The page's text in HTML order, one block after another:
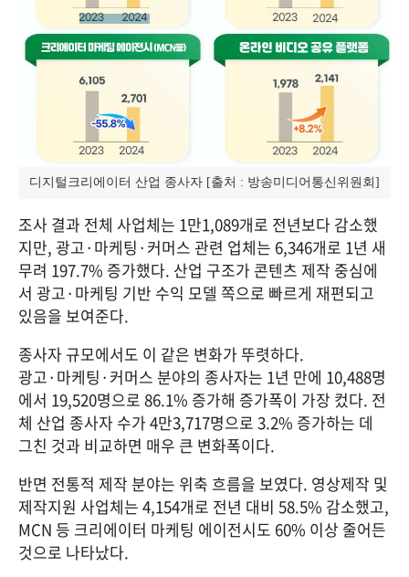
디지털크리에이터 산업 종사자 [출처 : 방송미디어통신위원회]
조사 결과 전체 사업체는 1만1,089개로 전년보다 감소했
지만, 광고·마케팅·커머스 관련 업체는 6,346개로 1년 새
무려 197.7% 증가했다. 산업 구조가 콘텐츠 제작 중심에
서 광고·마케팅 기반 수익 모델 쪽으로 빠르게 재편되고
있음을 보여준다.
종사자 규모에서도 이 같은 변화가 뚜렷하다.
광고·마케팅·커머스 분야의 종사자는 1년 만에 10,488명
에서 19,520명으로 86.1% 증가해 증가폭이 가장 컸다. 전
체 산업 종사자 수가 4만3,717명으로 3.2% 증가하는 데
그친 것과 비교하면 매우 큰 변화폭이다.
반면 전통적 제작 분야는 위축 흐름을 보였다. 영상제작 및
제작지원 사업체는 4,154개로 전년 대비 58.5% 감소했고,
MCN 등 크리에이터 마케팅 에이전시도 60% 이상 줄어든
것으로 나타났다.